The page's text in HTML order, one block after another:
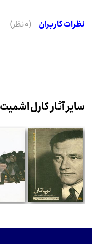
نظرات کاربران (0 نظر)
سایر آثار کارل اشمیت